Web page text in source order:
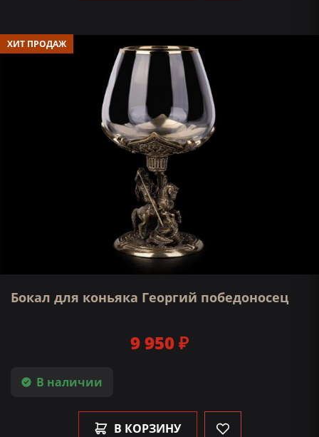
ХИТ ПРОДАЖ
Бокал для коньяка Георгий победоносец
В наличии
9 950 ₽
В КОРЗИНУ